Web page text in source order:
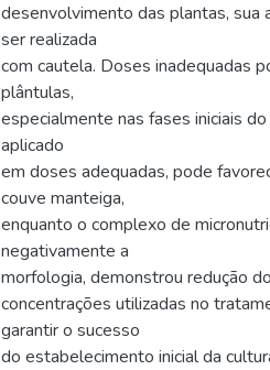
desenvolvimento das plantas,
ser realizada
com cautela. Doses inadequadas
plântulas,
especialmente nas fases iniciais
aplicado
em doses adequadas, pode
couve manteiga,
enquanto o complexo de
negativamente a
morfologia, demonstrou redução
concentrações utilizadas no
garantir o sucesso
do estabelecimento inicial da